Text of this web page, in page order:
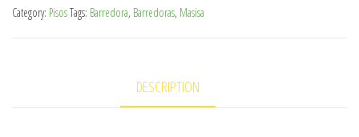
Category: PisosTags: Barredora, Barredoras, Masisa
DESCRIPTION